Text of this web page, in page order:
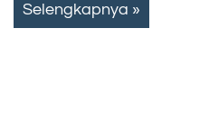
Selengkapnya »